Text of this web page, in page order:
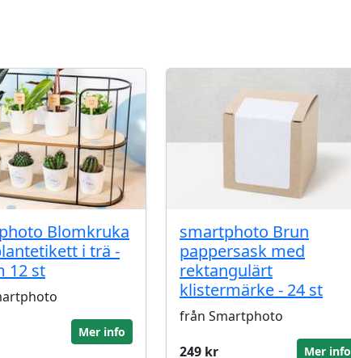
Blomkruka
i trä -
12 st
Mer info
smartphoto Brun
pappersask med
rektangulärt
klistermärke - 24 st
från Smartphoto
249 kr
Mer info